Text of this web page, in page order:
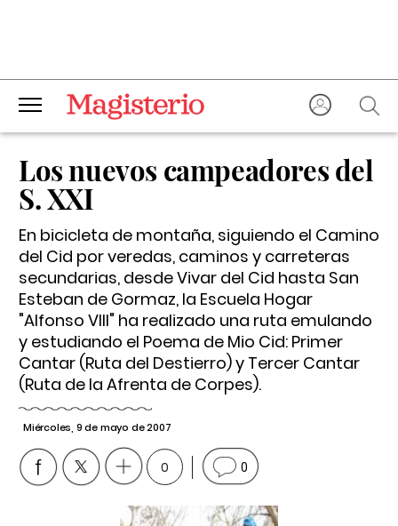
Los nuevos campeadores del
S. XXI
En bicicleta de montaña, siguiendo el Camino
del Cid por veredas, caminos y carreteras
secundarias, desde Vivar del Cid hasta San
Esteban de Gormaz, la Escuela Hogar
"Alfonso VIII" ha realizado una ruta emulando
y estudiando el Poema de Mio Cid: Primer
Cantar (Ruta del Destierro) y Tercer Cantar
(Ruta de la Afrenta de Corpes).
Miércoles, 9 de mayo de 2007
0 0